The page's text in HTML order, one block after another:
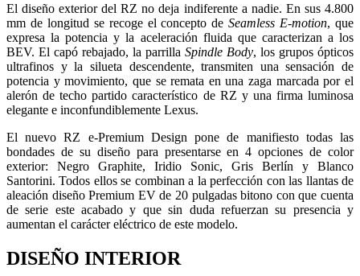
El diseño exterior del RZ no deja indiferente a nadie. En sus 4.800
mm de longitud se recoge el concepto deSeamless E-motion, que
expresa la potencia y la aceleración fluida que caracterizan a los
BEV. El capó rebajado, la parrilla Spindle Body, los grupos ópticos
ultrafinos y la silueta descendente, transmiten una sensación de
potencia y movimiento, que se remata en una zaga marcada por el
alerón de techo partido característico de RZ y una firma luminosa
elegante e inconfundiblemente Lexus.
El nuevo RZ e-Premium Design pone de manifiesto todas las
bondades de su diseño para presentarse en 4 opciones de color
exterior: Negro Graphite, Iridio Sonic, Gris Berlín y Blanco
Santorini. Todos ellos se combinan a la perfección con las llantas de
aleación diseño Premium EV de 20 pulgadas bitono con que cuenta
de serie este acabado y que sin duda refuerzan su presencia y
aumentan el carácter eléctrico de este modelo.
DISEÑO INTERIOR